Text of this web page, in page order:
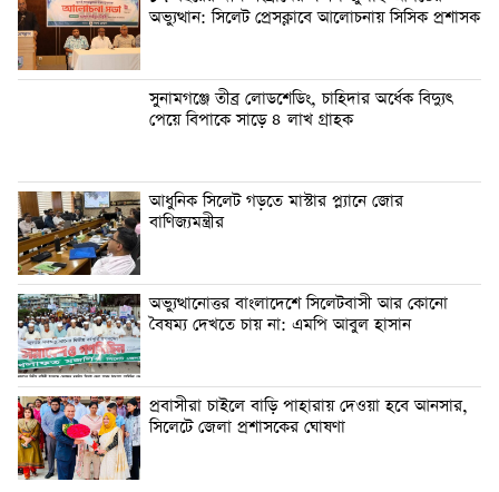
অভ্যুত্থান: সিলেট প্রেসক্লাবে আলোচনায় সিসিক প্রশাসক
সুনামগঞ্জে তীব্র লোডশেডিং, চাহিদার অর্ধেক বিদ্যুৎ
পেয়ে বিপাকে সাড়ে ৪ লাখ গ্রাহক
আধুনিক সিলেট গড়তে মাস্টার প্ল্যানে জোর
বাণিজ্যমন্ত্রীর
অভ্যুত্থানোত্তর বাংলাদেশে সিলেটবাসী আর কোনো
বৈষম্য দেখতে চায় না: এমপি আবুল হাসান
প্রবাসীরা চাইলে বাড়ি পাহারায় দেওয়া হবে আনসার,
সিলেটে জেলা প্রশাসকের ঘোষণা